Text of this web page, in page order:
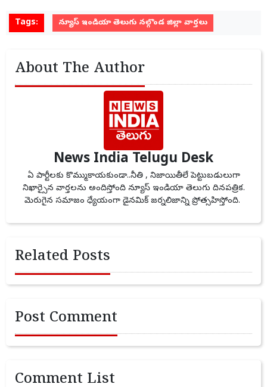
Tags: న్యూస్ ఇండియా తెలుగు నల్గొండ జిల్లా వార్తలు
About The Author
News India Telugu Desk
ఏ పార్టీలకు కొమ్ముకాయకుండా..నీతి , నిజాయితీలే పెట్టుబడులుగా
నిఖార్సైన వార్తలను అందిస్తోంది న్యూస్ ఇండియా తెలుగు దినపత్రిక.
మెరుగైన సమాజం ధ్యేయంగా డైనమిక్ జర్నలిజాన్ని ప్రోత్సహిస్తోంది.
Related Posts
Post Comment
Comment List